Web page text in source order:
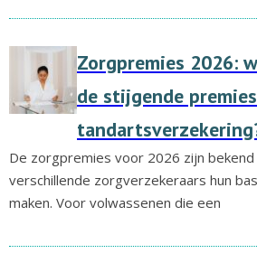
Zorgpremies 2026:
de stijgende
De zorgpremies voor 2026 zijn
verschillende zorgverzekeraars hun
maken. Voor volwassenen die een